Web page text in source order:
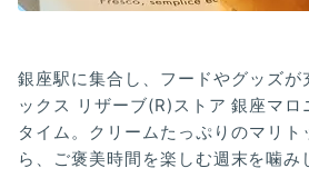
銀座駅に集合し、フードやグッズ
ックス リザーブ(R)ストア 銀座マロ
タイム。クリームたっぷりのマリ
ら、ご褒美時間を楽しむ週末を噛み